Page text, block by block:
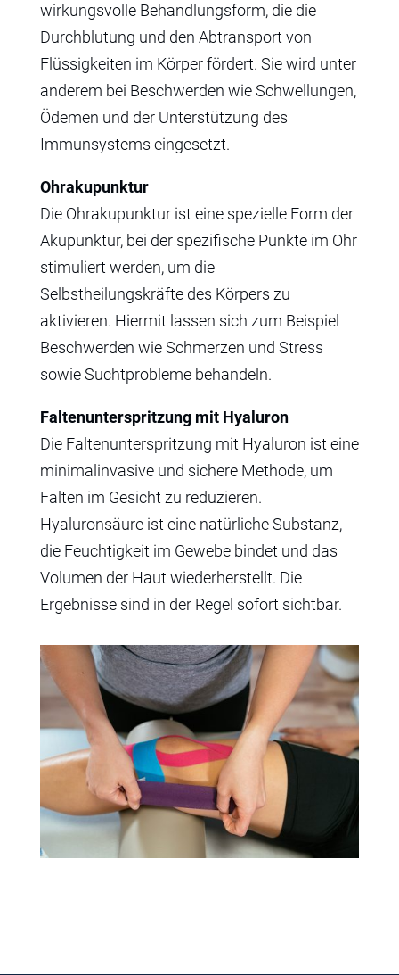
wirkungsvolle Behandlungsform, die die
Durchblutung und den Abtransport von
Flüssigkeiten im Körper fördert. Sie wird unter
anderem bei Beschwerden wie Schwellungen,
Ödemen und der Unterstützung des
Immunsystems eingesetzt.
Ohrakupunktur
Die Ohrakupunktur ist eine spezielle Form der
Akupunktur, bei der spezifische Punkte im Ohr
stimuliert werden, um die
Selbstheilungskräfte des Körpers zu
aktivieren. Hiermit lassen sich zum Beispiel
Beschwerden wie Schmerzen und Stress
sowie Suchtprobleme behandeln.
Faltenunterspritzung mit Hyaluron
Die Faltenunterspritzung mit Hyaluron ist eine
minimalinvasive und sichere Methode, um
Falten im Gesicht zu reduzieren.
Hyaluronsäure ist eine natürliche Substanz,
die Feuchtigkeit im Gewebe bindet und das
Volumen der Haut wiederherstellt. Die
Ergebnisse sind in der Regel sofort sichtbar.